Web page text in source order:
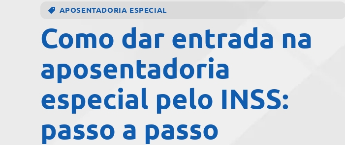
APOSENTADORIA ESPECIAL
Como dar entrada na
aposentadoria
especial pelo INSS:
passo a passo